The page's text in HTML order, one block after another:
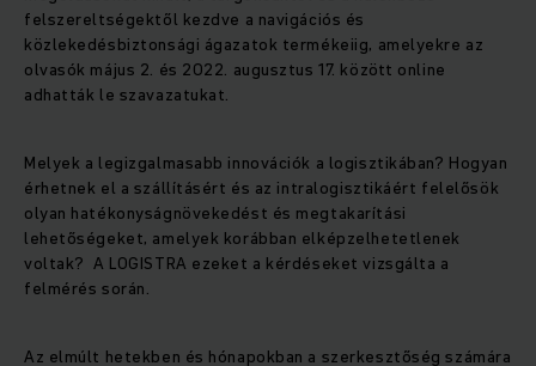
felszereltségektől kezdve a navigációs és
közlekedésbiztonsági ágazatok termékeiig, amelyekre az
olvasók május 2. és 2022. augusztus 17. között online
adhatták le szavazatukat.
Melyek a legizgalmasabb innovációk a logisztikában? Hogyan
érhetnek el a szállításért és az intralogisztikáért felelősök
olyan hatékonyságnövekedést és megtakarítási
lehetőségeket, amelyek korábban elképzelhetetlenek
voltak? A LOGISTRA ezeket a kérdéseket vizsgálta a
felmérés során.
Az elmúlt hetekben és hónapokban a szerkesztőség számára